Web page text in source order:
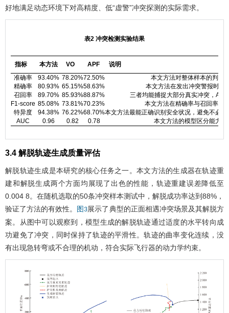
好地满足动态环境下对高精度、低“虚警”冲突探测的实际需求。
表2 冲突检测实验结果
指标 本方法 VO APF
说明
准确率
93.40% 78.20%72.50%
本文方法对整体样本的判别
精确率
80.93% 65.15%58.63%
本文方法在发出冲突警报时可
召回率
89.70% 85.93%88.87%
三者均能捕捉大部分真实冲突，
F1-score 85.08% 73.81%70.23%
本文方法在精确率与召回率间
特异度
94.38% 76.22%68.70%本文方法最能正确识别安全状况，避免不必
AUC
0.96 0.82 0.78 本文方法的模型区分能力
3.4 解脱轨迹生成质量评估
解脱轨迹生成是本研究的核心任务之一。本文方法的生成器在轨迹重
建和解脱生成两个方面均展现了出色的性能，轨迹重建误差降低至
0.004 8。在随机选取的50条冲突样本测试中，解脱成功率达到88%，
验证了方法的有效性。
图3展示了典型的正面相遇冲突场景及其解脱方
案。从图中可以观察到，模型生成的解脱轨迹通过适度的水平转向成
功避免了冲突，同时保持了轨迹的平滑性。轨迹的曲率变化连续，没
有出现急转弯或不合理的机动，符合实际飞行器的动力学约束。